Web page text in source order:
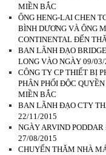
MIỀN BẮC
ÔNG HENG-LAI CHEN
BÌNH DƯƠNG VÀ ÔNG
CONTINENTAL ĐẾN
BAN LÃNH ĐẠO
LONG VÀO NGÀY 09/03/
CÔNG TY CP THIẾT BỊ
PHÂN PHỐI ĐỘC
MIỀN BẮC
BAN LÃNH ĐẠO CTY
22/11/2015
NGÀY ARVIND
27/08/2015
CHUYẾN THĂM NHÀ